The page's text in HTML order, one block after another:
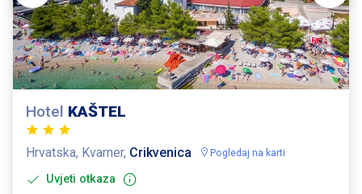
Hotel KAŠTEL
Hrvatska, Kvarner, Crikvenica Pogledaj na karti
Uvjeti otkaza